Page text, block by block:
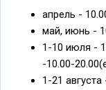
апрель -
май, июнь -
1-10 июля -
-10.00-
1-21